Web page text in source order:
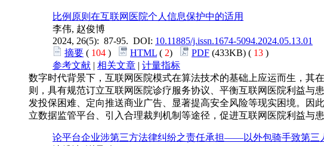
比例原则在互联网医院个人信息保护中的适用
李伟, 赵俊博
2024, 26(5): 87-95. DOI: 10.11885/j.issn.1674-5094.2024.05.13.01
摘要 ( 104 ) HTML ( 2) PDF (433KB) ( 13 )
参考文献 | 相关文章 | 计量指标
数字时代背景下，互联网医院模式在算法技术的基础上应运而生，其
则，具有规范订立互联网医院诊疗服务协议、平衡互联网医院利益与
发投保困难、定向推送商业广告、显著提高安全风险等现实困境。因
立数据监管平台、引入合理裁判机制等途径，促进互联网医院利益与
论平台企业涉第三方法律纠纷之责任承担——以外包骑手致第三